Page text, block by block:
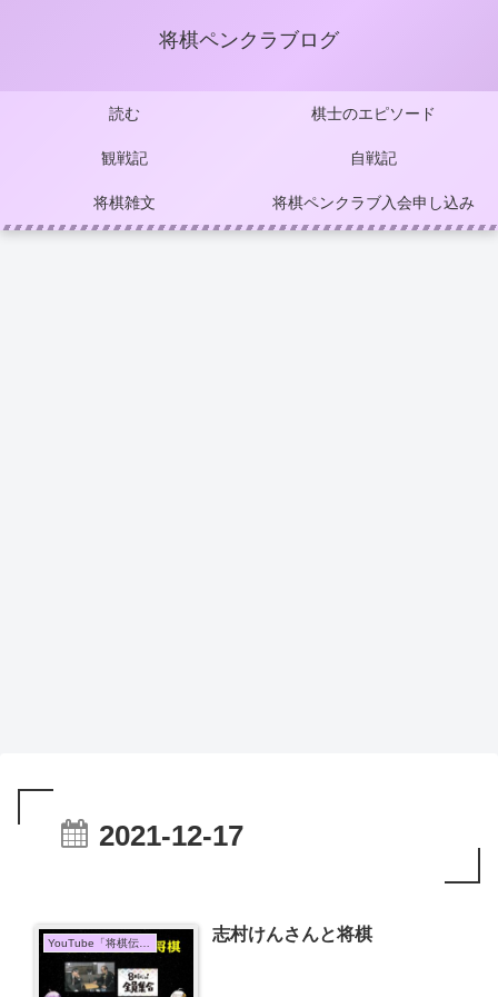
将棋ペンクラブログ
読む 棋士のエピソード
観戦記 自戦記
将棋雑文 将棋ペンクラブ入会申し込み
2021-12-17
YouTube「将棋伝説」 志村けんさんと将棋